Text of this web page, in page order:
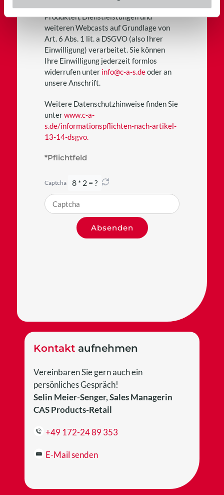
Produkten, Dienstleistungen und
weiteren Webcasts auf Grundlage von
Art. 6 Abs. 1 lit. a DSGVO (also Ihrer
Einwilligung) verarbeitet. Sie können
Ihre Einwilligung jederzeit formlos
widerrufen unter info@c-a-s.deoder an
unsere Anschrift.
Weitere Datenschutzhinweise finden Sie
unterwww.c-a-
s.de/informationspflichten-nach-artikel-
13-14-dsgvo.
*Pflichtfeld
Captcha 8 * 2 = ?
dass
ein
Mensch
bist.
Absenden
Kontaktaufnehmen
Vereinbaren Sie gern auch ein
persönliches Gespräch!
Selin Meier-Senger, Sales Managerin
CAS Products-Retail
+49 172-24 89 353
E-Mail senden